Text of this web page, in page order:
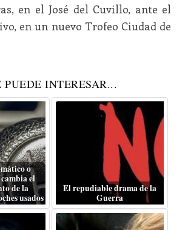
en el José del Cuvillo, ante el
en un nuevo Trofeo Ciudad de
INTERESAR...
o
el
de la
usados
El repudiable drama de la
Guerra